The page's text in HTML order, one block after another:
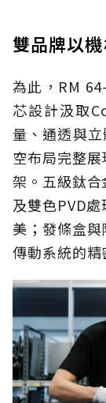
雙品牌以
為此，RM
芯設計汲取
量、通透與
空布局完整
架。五級鈦
及雙色PVD
美；發條盒
傳動系統的精